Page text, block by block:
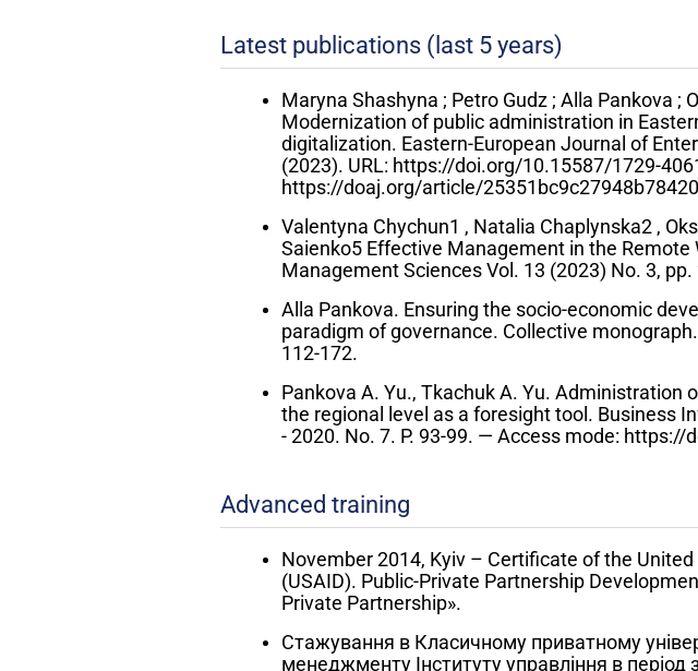
Latest publications (last 5 years)
Maryna Shashyna ; Petro Gudz ; Alla Pankova ;
Modernization of public administration in
digitalization. Eastern-European Journal of
(2023). URL: https://doi.org/10.15587/1729-
https://doaj.org/article/
Valentyna Chychun1 , Natalia Chaplynska2 ,
Saienko5 Effective Management in the
Management Sciences Vol. 13 (2023) No. 3,
Alla Pankova. Ensuring the socio-economic
paradigm of governance. Collective
112-172.
Pankova A. Yu., Tkachuk A. Yu.
the regional level as a foresight tool. Business
- 2020. No. 7. P. 93-99. — Access mode:
Advanced training
November 2014, Kyiv – Certificate of the
(USAID). Public-Private Partnership
Private Partnership».
Стажування в Класичному приватному
менеджменту Інституту управління в